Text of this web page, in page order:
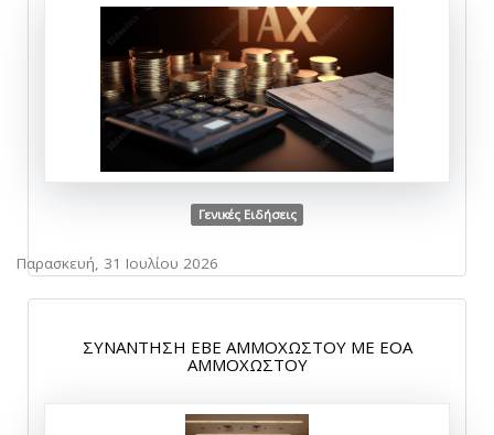
Γενικές Ειδήσεις
Παρασκευή, 31 Ιουλίου 2026
ΣΥΝΑΝΤΗΣΗ ΕΒΕ ΑΜΜΟΧΩΣΤΟΥ ΜΕ ΕΟΑ
ΑΜΜΟΧΩΣΤΟΥ